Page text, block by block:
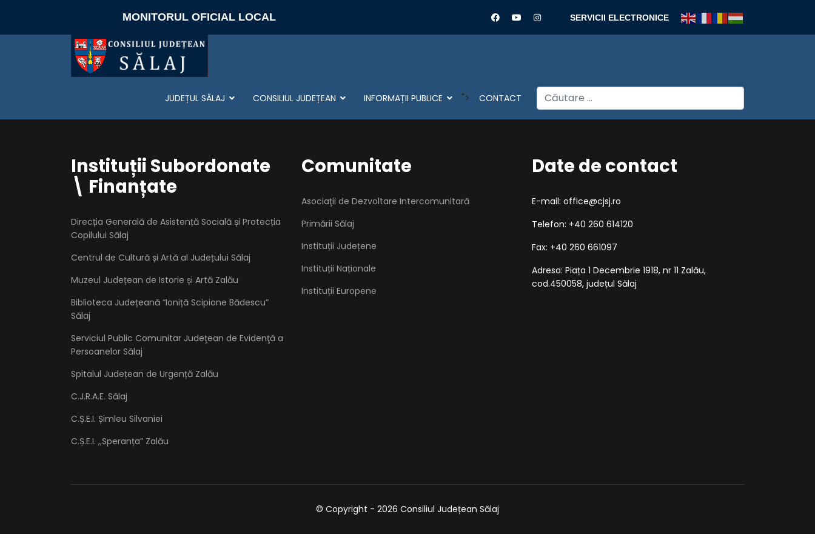
MONITORUL OFICIAL LOCAL SERVICII ELECTRONICE
JUDEȚUL SĂLAJ CONSILIUL JUDEȚEAN INFORMAȚII PUBLICE "> CONTACT Cautare
Instituții Subordonate
\ Finanțate
Direcția Generală de Asistență Socială și Protecția
Copilului Sălaj
Centrul de Cultură și Artă al Județului Sălaj
Muzeul Județean de Istorie și Artă Zalău
Biblioteca Județeană “Ioniță Scipione Bădescu”
Sălaj
Serviciul Public Comunitar Judeţean de Evidenţă a
Persoanelor Sălaj
Spitalul Județean de Urgență Zalău
C.J.R.A.E. Sălaj
C.Ș.E.I. Șimleu Silvaniei
C.Ș.E.I. ,,Speranța” Zalău
Comunitate
Asociaţii de Dezvoltare Intercomunitară
Primării Sălaj
Instituții Județene
Instituții Naționale
Instituții Europene
Date de contact
E-mail: office@cjsj.ro
Telefon: +40 260 614120
Fax: +40 260 661097
Adresa: Piața 1 Decembrie 1918, nr 11 Zalău,
cod.450058, județul Sălaj
© Copyright - 2026 Consiliul Județean Sălaj